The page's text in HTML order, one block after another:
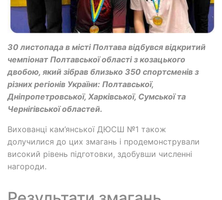
30 листопада в місті Полтава відбувся відкритий
чемпіонат Полтавської області з козацького
двобою, який зібрав близько 350 спортсменів з
різних регіонів України: Полтавської,
Дніпропетровської, Харківської, Сумської та
Чернігівської областей.
Вихованці кам’янської ДЮСШ №1 також
долучилися до цих змагань і продемонстрували
високий рівень підготовки, здобувши численні
нагороди.